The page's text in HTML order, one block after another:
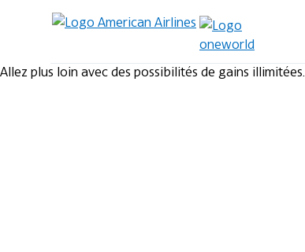
Allez plus loin avec des possibilités de gains illimitées.